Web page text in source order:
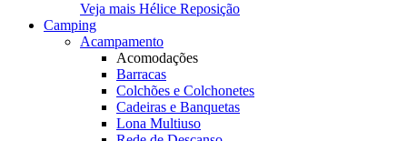
Veja mais Hélice Reposição
Camping
Acampamento
Acomodações
Barracas
Colchões e Colchonetes
Cadeiras e Banquetas
Lona Multiuso